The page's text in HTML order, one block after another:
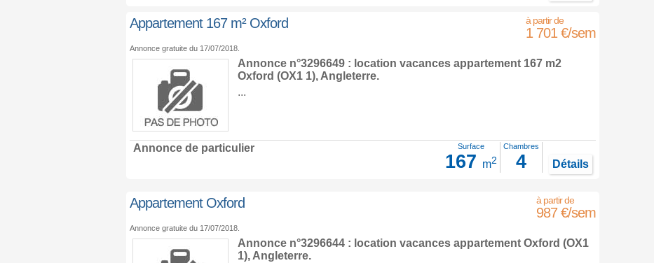
Appartement 167 m² Oxford
1 701 €/sem
Annonce gratuite du 17/07/2018.
Annonce n°3296649 : location vacances appartement 167 m2
Oxford (OX1 1), Angleterre.
...
Annonce de particulier Surface
167 m2
Chambres
4 Détails
Appartement Oxford
987 €/sem
Annonce gratuite du 17/07/2018.
Annonce n°3296644 : location vacances appartement Oxford (OX1
1), Angleterre.